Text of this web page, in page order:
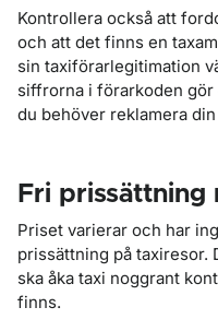
Kontrollera också att
och att det finns en
sin taxiförarlegitimation
siffrorna i förarkoden
du behöver reklamera
Fri prissättning
Priset varierar och har
prissättning på taxiresor.
ska åka taxi noggrant
finns.